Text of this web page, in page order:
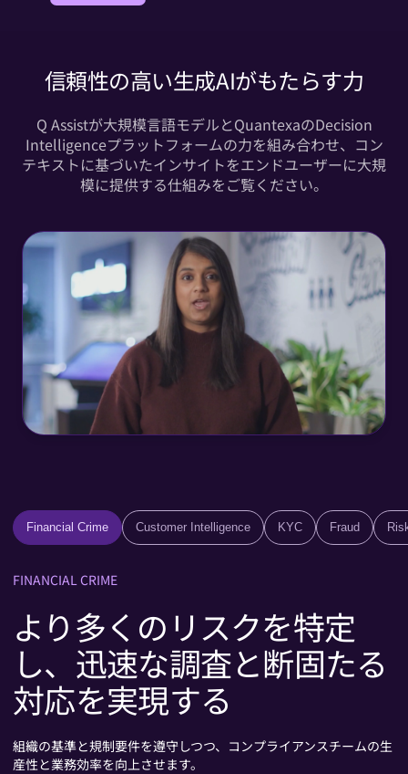
信頼性の高い生成AIがもたらす力
Q Assistが大規模言語モデルとQuantexaのDecision
Intelligenceプラットフォームの力を組み合わせ、コン
テキストに基づいたインサイトをエンドユーザーに大規
模に提供する仕組みをご覧ください。
Financial Crime Customer Intelligence KYC Fraud
FINANCIAL CRIME
より多くのリスクを特定
し、迅速な調査と断固たる
対応を実現する
組織の基準と規制要件を遵守しつつ、コンプライアンスチームの生
産性と業務効率を向上させます。